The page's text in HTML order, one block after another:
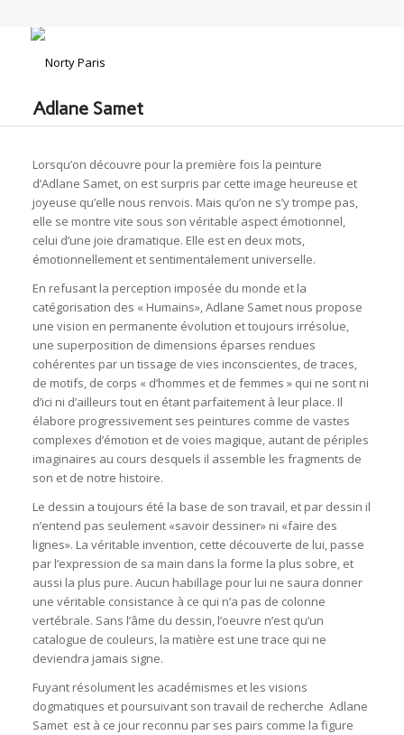
Adlane Samet
Lorsqu’on découvre pour la première fois la peinture
d’Adlane Samet, on est surpris par cette image heureuse et
joyeuse qu’elle nous renvois. Mais qu’on ne s’y trompe pas,
elle se montre vite sous son véritable aspect émotionnel,
celui d’une joie dramatique. Elle est en deux mots,
émotionnellement et sentimentalement universelle.
En refusant la perception imposée du monde et la
catégorisation des « Humains», Adlane Samet nous propose
une vision en permanente évolution et toujours irrésolue,
une superposition de dimensions éparses rendues
cohérentes par un tissage de vies inconscientes, de traces,
de motifs, de corps « d’hommes et de femmes » qui ne sont ni
d’ici ni d’ailleurs tout en étant parfaitement à leur place. Il
élabore progressivement ses peintures comme de vastes
complexes d’émotion et de voies magique, autant de périples
imaginaires au cours desquels il assemble les fragments de
son et de notre histoire.
Le dessin a toujours été la base de son travail, et par dessin il
n’entend pas seulement «savoir dessiner» ni «faire des
lignes». La véritable invention, cette découverte de lui, passe
par l’expression de sa main dans la forme la plus sobre, et
aussi la plus pure. Aucun habillage pour lui ne saura donner
une véritable consistance à ce qui n’a pas de colonne
vertébrale. Sans l’âme du dessin, l’oeuvre n’est qu’un
catalogue de couleurs, la matière est une trace qui ne
deviendra jamais signe.
Fuyant résolument les académismes et les visions
dogmatiques et poursuivant son travail de recherche Adlane
Samet est à ce jour reconnu par ses pairs comme la figure